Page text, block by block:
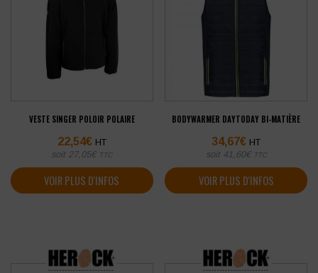
VESTE SINGER POLOIR POLAIRE
22,54€ HT
soit 27,05€ TTC
VOIR PLUS D'INFOS
BODYWARMER DAYTODAY BI-MATIÈRE
34,67€ HT
soit 41,60€ TTC
VOIR PLUS D'INFOS